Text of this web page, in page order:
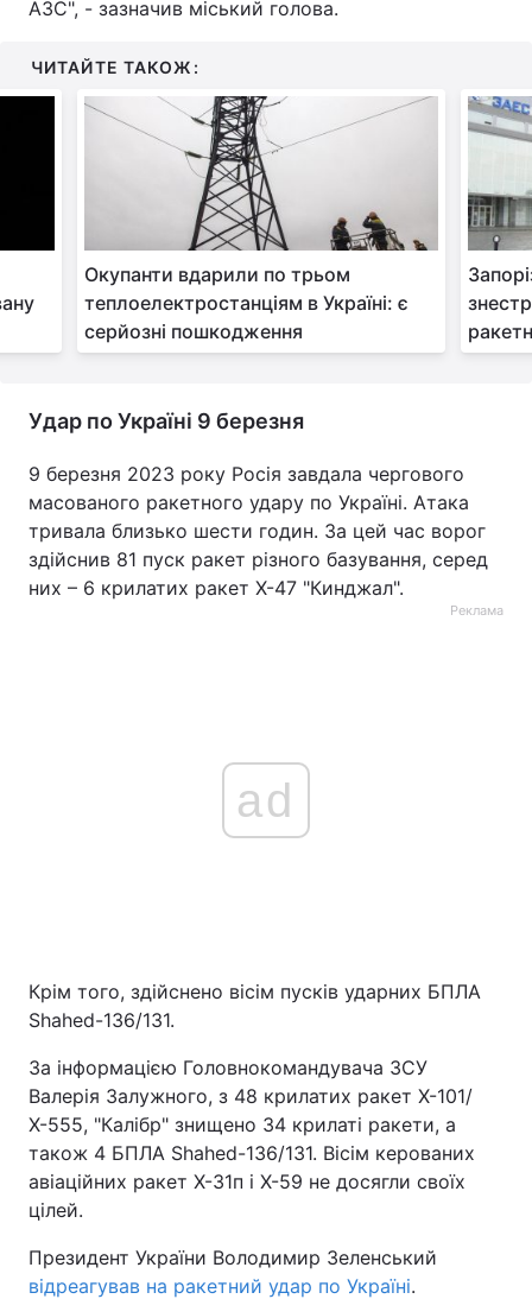
АЗС", - зазначив міський голова.
ЧИТАЙТЕ ТАКОЖ:
Окупанти вдарили по трьом
теплоелектростанціям в Україні: є
серйозні пошкодження
Удар по Україні 9 березня
9 березня 2023 року Росія завдала чергового
масованого ракетного удару по Україні. Атака
тривала близько шести годин. За цей час ворог
здійснив 81 пуск ракет різного базування, серед
них – 6 крилатих ракет Х-47 "Кинджал".
Реклама
ad
Крім того, здійснено вісім пусків ударних БПЛА
Shahed-136/131.
За інформацією Головнокомандувача ЗСУ
Валерія Залужного, з 48 крилатих ракет Х-101/
Х-555, "Калібр" знищено 34 крилаті ракети, а
також 4 БПЛА Shahed-136/131. Вісім керованих
авіаційних ракет Х-31п і Х-59 не досягли своїх
цілей.
Президент України Володимир Зеленський
відреагував на ракетний удар по Україні.